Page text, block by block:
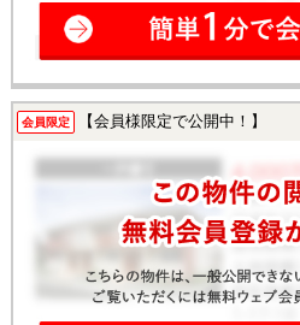
会員限定 【会員様限定で公開中！】